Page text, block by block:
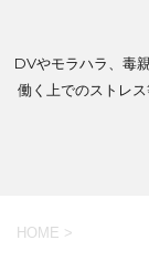
DVやモラハラ、毒
働く上でのストレ
HOME >